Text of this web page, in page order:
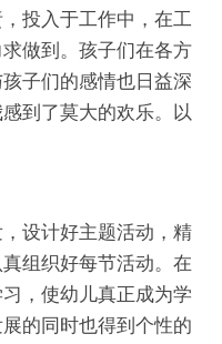
投入于工作中，在工
做到。孩子们在各方
子们的感情也日益深
到了莫大的欢乐。以
设计好主题活动，精
组织好每节活动。在
，使幼儿真正成为学
的同时也得到个性的